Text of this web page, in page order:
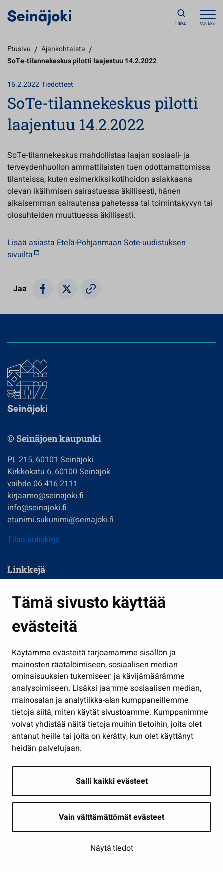
Tämä sivusto käyttää
evästeitä
Käytämme evästeitä tarjoamamme sisällön ja
mainosten räätälöimiseen, sosiaalisen median
ominaisuuksien tukemiseen ja kävijämäärämme
analysoimiseen. Lisäksi jaamme sosiaalisen median,
mainosalan ja analytiikka-alan kumppaneillemme
tietoja siitä, miten käytät sivustoamme. Kumppanimme
voivat yhdistää näitä tietoja muihin tietoihin, joita olet
antanut heille tai joita on kerätty, kun olet käyttänyt
heidän palvelujaan.
Salli kaikki evästeet
Vain välttämättömät evästeet
Näytä tiedot
Haku Valikko
Etusivu / Ajankohtaista /
SoTe-tilannekeskus pilotti laajentuu 14.2.2022
16.2.2022Tiedotteet
SoTe-tilannekeskus pilotti
laajentuu 14.2.2022
SoTe-tilannekeskus mahdollistaa laajan sosiaali- ja
terveydenhuollon ammattilaisten tuen odottamattomissa
tilanteissa, kuten esimerkiksi kotihoidon asiakkaana
olevan ikäihmisen sairastuessa äkillisesti, hänen
aikaisemman sairautensa pahetessa tai toimintakyvyn tai
olosuhteiden muuttuessa äkillisesti.
Lisää asiasta Etelä-Pohjanmaan Sote-uudistuksen
sivuilta
Jaa
© Seinäjoen kaupunki
PL 215, 60101 Seinäjoki
Kirkkokatu 6, 60100 Seinäjoki
vaihde 06 416 2111
kirjaamo@seinajoki.fi
info@seinajoki.fi
etunimi.sukunimi@seinajoki.fi
Tilaa uutiskirje
Linkkejä
Kasvatus ja opetus
Kulttuuri ja liikunta
Työ ja yrittäminen
Osallistu ja asioi
Näytä omat evästeasetukseni
Seuraa meitä
Saavutettavuusseloste | © Seinäjoki 2026